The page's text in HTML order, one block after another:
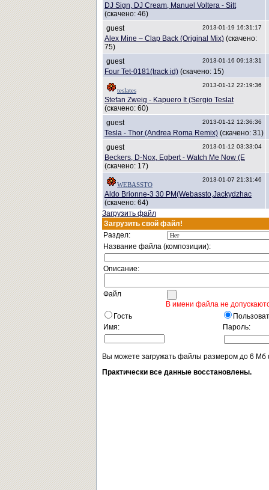
DJ Sign, DJ Cream, Manuel Voltera - Sitt
(скачено: 46)
guest
2013-01-19 16:31:17
Alex Mine – Clap Back (Original Mix) (скачено:
75)
guest
2013-01-16 09:13:31
Four Tet-0181(track id) (скачено: 15)
teslates
2013-01-12 22:19:36
Stefan Zweig - Kapuero It (Sergio Teslat
(скачено: 60)
guest
2013-01-12 12:36:36
Tesla - Thor (Andrea Roma Remix) (скачено: 31)
guest
2013-01-12 03:33:04
Beckers, D-Nox, Egbert - Watch Me Now (E
(скачено: 17)
WEBASSTO
2013-01-07 21:31:46
Aldo Brionne-3 30 PM(Webassto,Jackydzhac
(скачено: 64)
Загрузить файл
Загрузить свой файл!
Раздел:
Название файла (композиции):
Описание:
Файл
В имени файла не
Гость
Имя:
Пароль:
Вы можете загружать файлы размером до 6 Мб
Практически все данные восстановлены.